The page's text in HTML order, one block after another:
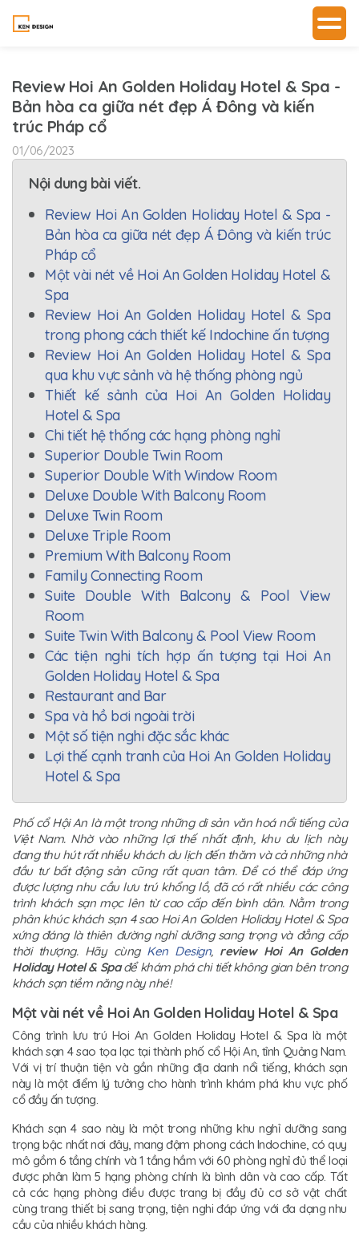
Review Hoi An Golden Holiday Hotel & Spa -
Bản hòa ca giữa nét đẹp Á Đông và kiến
trúc Pháp cổ
01/06/2023
Nội dung bài viết.
Review Hoi An Golden Holiday Hotel & Spa -
Bản hòa ca giữa nét đẹp Á Đông và kiến trúc
Pháp cổ
Một vài nét về Hoi An Golden Holiday Hotel &
Spa
Review Hoi An Golden Holiday Hotel & Spa
trong phong cách thiết kế Indochine ấn tượng
Review Hoi An Golden Holiday Hotel & Spa
qua khu vực sảnh và hệ thống phòng ngủ
Thiết kế sảnh của Hoi An Golden Holiday
Hotel & Spa
Chi tiết hệ thống các hạng phòng nghỉ
Superior Double Twin Room
Superior Double With Window Room
Deluxe Double With Balcony Room
Deluxe Twin Room
Deluxe Triple Room
Premium With Balcony Room
Family Connecting Room
Suite Double With Balcony & Pool View
Room
Suite Twin With Balcony & Pool View Room
Các tiện nghi tích hợp ấn tượng tại Hoi An
Golden Holiday Hotel & Spa
Restaurant and Bar
Spa và hồ bơi ngoài trời
Một số tiện nghi đặc sắc khác
Lợi thế cạnh tranh của Hoi An Golden Holiday
Hotel & Spa
Phố cổ Hội An là một trong những di sản văn hoá nổi tiếng của
Việt Nam. Nhờ vào những lợi thế nhất định, khu du lịch này
đang thu hút rất nhiều khách du lịch đến thăm và cả những nhà
đầu tư bất động sản cũng rất quan tâm. Để có thể đáp ứng
được lượng nhu cầu lưu trú khổng lồ, đã có rất nhiều các công
trình khách sạn mọc lên từ cao cấp đến bình dân. Nằm trong
phân khúc khách sạn 4 sao Hoi An Golden Holiday Hotel & Spa
xứng đáng là thiên đường nghỉ dưỡng sang trọng và đẳng cấp
thời thượng. Hãy cùng Ken Design, review Hoi An Golden
Holiday Hotel & Spađể khám phá chi tiết không gian bên trong
khách sạn tiềm năng này nhé!
Một vài nét về Hoi An Golden Holiday Hotel & Spa
Công trình lưu trú Hoi An Golden Holiday Hotel & Spa là một
khách sạn 4 sao tọa lạc tại thành phố cổ Hội An, tỉnh Quảng Nam.
Với vị trí thuận tiện và gần những địa danh nổi tiếng, khách sạn
này là một điểm lý tưởng cho hành trình khám phá khu vực phố
cổ đầy ấn tượng.
Khách sạn 4 sao này là một trong những khu nghỉ dưỡng sang
trọng bậc nhất nơi đây, mang đậm phong cách Indochine, có quy
mô gồm 6 tầng chính và 1 tầng hầm với 60 phòng nghỉ đủ thể loại
được phân làm 5 hạng phòng chính là bình dân và cao cấp. Tất
cả các hạng phòng điều được trang bị đầy đủ cơ sở vật chất
cùng trang thiết bị sang trọng, tiện nghi đáp ứng với đa dạng nhu
cầu của nhiều khách hàng.